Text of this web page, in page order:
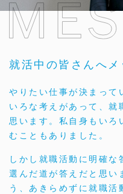
就活中の皆さんへメ
やりたい仕事が決まって
いろな考えがあって、就
思います。私自身もいろ
むこともありました。
しかし就職活動に明確な
選んだ道が答えだと思い
う、あきらめずに就職活